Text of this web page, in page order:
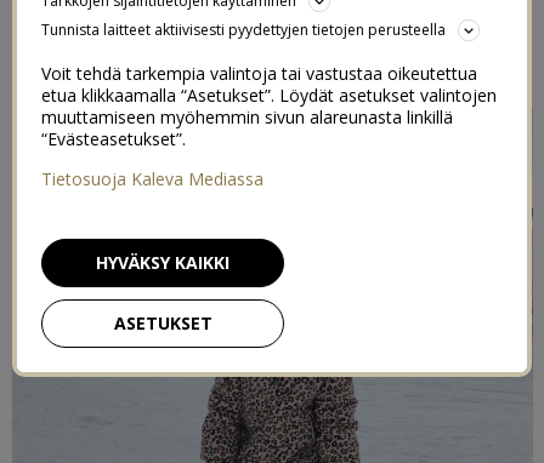
LASKUREISSU
11/01/2021
Tunnista laitteet aktiivisesti pyydettyjen tietojen perusteella
Voit tehdä tarkempia valintoja tai vastustaa oikeutettua
etua klikkaamalla “Asetukset”. Löydät asetukset valintojen
muuttamiseen myöhemmin sivun alareunasta linkillä
“Evästeasetukset”.
Tietosuoja Kaleva Mediassa
ASETUKSET
HYVÄKSY KAIKKI